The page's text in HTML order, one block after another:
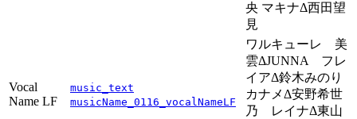
央 マキナΔ西田望
見
Vocal
Name LF
music_text
musicName_0116_vocalNameLF
ワルキューレ 美
雲ΔJUNNA フレ
イアΔ鈴木みのり
カナメΔ安野希世
乃 レイナΔ東山